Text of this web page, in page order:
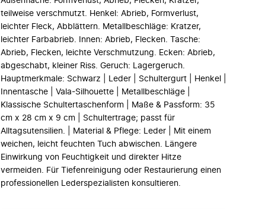
teilweise verschmutzt. Henkel: Abrieb, Formverlust,
leichter Fleck, Abblättern. Metallbeschläge: Kratzer,
leichter Farbabrieb. Innen: Abrieb, Flecken. Tasche:
Abrieb, Flecken, leichte Verschmutzung. Ecken: Abrieb,
abgeschabt, kleiner Riss. Geruch: Lagergeruch.
Hauptmerkmale: Schwarz | Leder | Schultergurt | Henkel |
Innentasche | Vala-Silhouette | Metallbeschläge |
Klassische Schultertaschenform | Maße & Passform: 35
cm x 28 cm x 9 cm | Schultertrage; passt für
Alltagsutensilien. | Material & Pflege: Leder | Mit einem
weichen, leicht feuchten Tuch abwischen. Längere
Einwirkung von Feuchtigkeit und direkter Hitze
vermeiden. Für Tiefenreinigung oder Restaurierung einen
professionellen Lederspezialisten konsultieren.